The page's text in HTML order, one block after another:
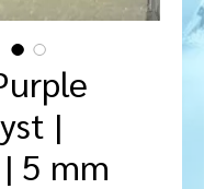
|
5 mm